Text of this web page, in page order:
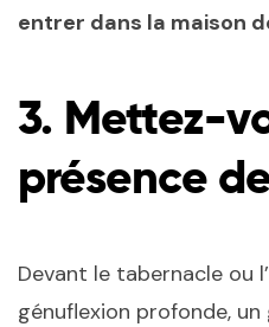
entrer dans la maison
3. Mettez-
présence
Devant le tabernacle ou
génuflexion profonde,